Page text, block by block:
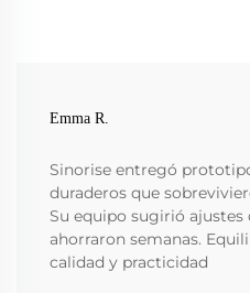
Emma R.
Sinorise entregó
duraderos que
Su equipo sugirió
ahorraron semanas.
calidad y practicidad